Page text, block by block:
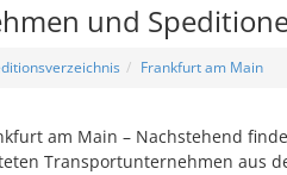
und
Frankfurt am Main
am Main – Nachstehend
Transportunternehmen aus